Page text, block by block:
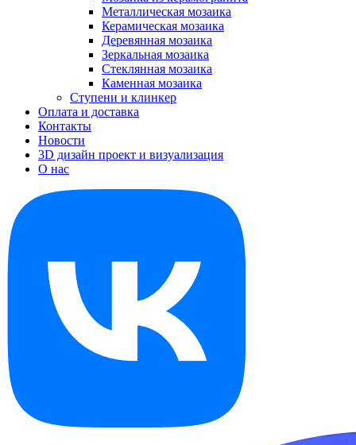
Металлическая мозаика
Керамическая мозаика
Деревянная мозаика
Зеркальная мозаика
Стеклянная мозаика
Каменная мозаика
Ступени и клинкер
Оплата и доставка
Контакты
Новости
3D дизайн проект и визуализация
О нас